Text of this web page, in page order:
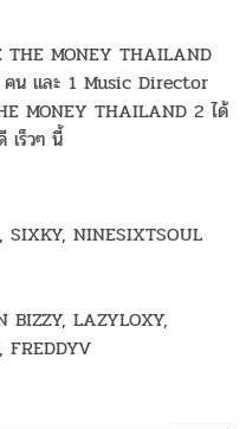
THE MONEY THAILAND
คน และ 1 Music Director
MONEY THAILAND 2 ได้
เร็วๆ นี้
NINESIXTSOUL
BIZZY, LAZYLOXY,
FREDDYV